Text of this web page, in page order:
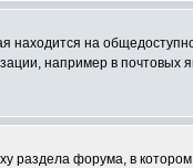
находится на
например в
раздела форума, в